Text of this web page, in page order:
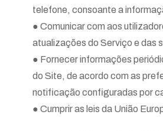
telefone, consoante a
● Comunicar com aos
atualizações do Serviço e das
● Fornecer informações
do Site, de acordo com as
notificação configuradas por
● Cumprir as leis da União